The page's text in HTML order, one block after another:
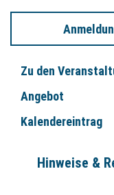
Zu den
Angebot
Kalendereintrag
Hinweise &